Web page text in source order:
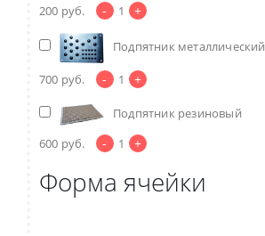
200 руб. - 1 +
Подпятник металлический
700 руб. - 1 +
Подпятник резиновый
600 руб. - 1 +
Форма ячейки